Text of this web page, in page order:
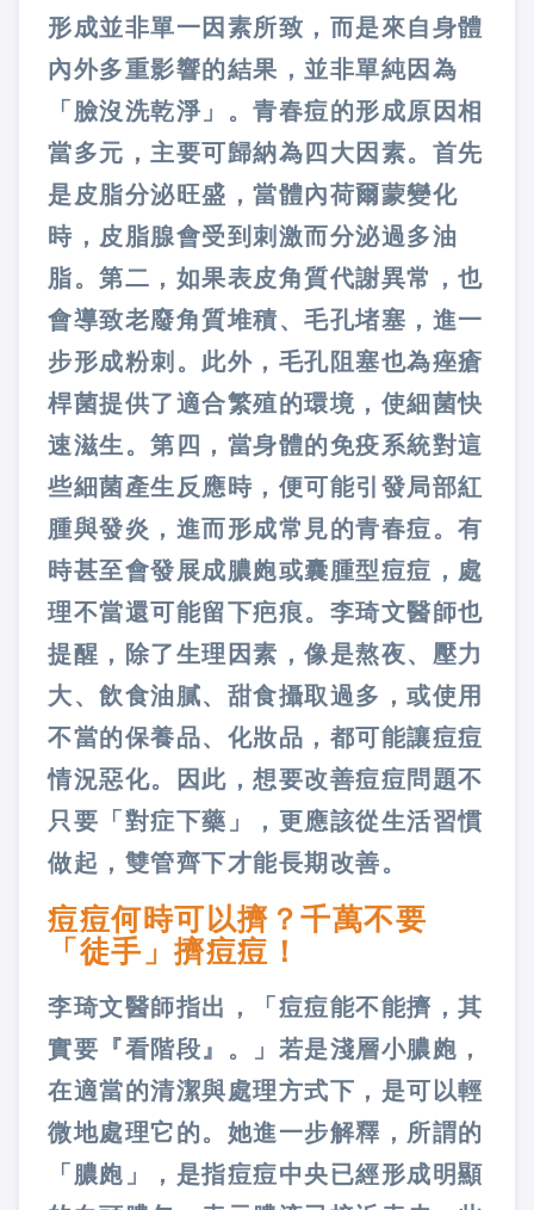
形成並非單一因素所致，而是來自身體
內外多重影響的結果，並非單純因為
「臉沒洗乾淨」。青春痘的形成原因相
當多元，主要可歸納為四大因素。首先
是皮脂分泌旺盛，當體內荷爾蒙變化
時，皮脂腺會受到刺激而分泌過多油
脂。第二，如果表皮角質代謝異常，也
會導致老廢角質堆積、毛孔堵塞，進一
步形成粉刺。此外，毛孔阻塞也為痤瘡
桿菌提供了適合繁殖的環境，使細菌快
速滋生。第四，當身體的免疫系統對這
些細菌產生反應時，便可能引發局部紅
腫與發炎，進而形成常見的青春痘。有
時甚至會發展成膿皰或囊腫型痘痘，處
理不當還可能留下疤痕。李琦文醫師也
提醒，除了生理因素，像是熬夜、壓力
大、飲食油膩、甜食攝取過多，或使用
不當的保養品、化妝品，都可能讓痘痘
情況惡化。因此，想要改善痘痘問題不
只要「對症下藥」，更應該從生活習慣
做起，雙管齊下才能長期改善。
痘痘何時可以擠？千萬不要
「徒手」擠痘痘！
李琦文醫師指出，「痘痘能不能擠，其
實要『看階段』。」若是淺層小膿皰，
在適當的清潔與處理方式下，是可以輕
微地處理它的。她進一步解釋，所謂的
「膿皰」，是指痘痘中央已經形成明顯